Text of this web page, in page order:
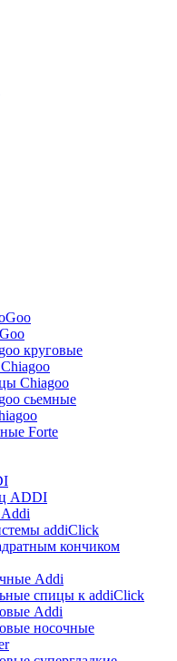
круговые
Chiagoo
сьемные
Forte
ADDI
addiClick
кончиком
Addi
спицы к addiClick
Addi
носочные